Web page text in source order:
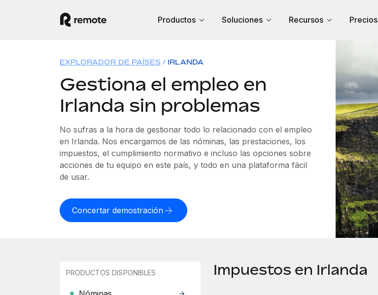
Productos Soluciones Recursos Precios
EXPLORADOR DE PAÍSES IRLANDA
Gestiona el empleo en
Irlanda sin problemas
No sufras a la hora de gestionar todo lo relacionado con el empleo
en Irlanda. Nos encargamos de las nóminas, las prestaciones, los
impuestos, el cumplimiento normativo e incluso las opciones sobre
acciones de tu equipo en este país, y todo en una plataforma fácil
de usar.
Concertar demostración
PRODUCTOS DISPONIBLES Impuestos en Irlanda